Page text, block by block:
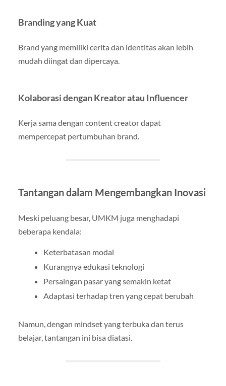
Branding yang Kuat
Brand yang memiliki cerita dan identitas akan lebih
mudah diingat dan dipercaya.
Kolaborasi dengan Kreator atau Influencer
Kerja sama dengan content creator dapat
mempercepat pertumbuhan brand.
Tantangan dalam Mengembangkan Inovasi
Meski peluang besar, UMKM juga menghadapi
beberapa kendala:
Keterbatasan modal
Kurangnya edukasi teknologi
Persaingan pasar yang semakin ketat
Adaptasi terhadap tren yang cepat berubah
Namun, dengan mindset yang terbuka dan terus
belajar, tantangan ini bisa diatasi.